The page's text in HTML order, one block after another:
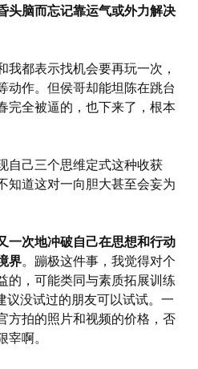
头脑而忘记靠运气或外力解决
我都表示找机会要再玩一次，
动作。但侯哥却能坦陈在跳台
完全被逼的，也下来了，根本
自己三个思维定式这种收获
知道这对一向胆大甚至会妄为
一次地冲破自己在思想和行动
界。蹦极这件事，我觉得对个
的，可能类同与素质拓展训练
议没试过的朋友可以试试。一
方拍的照片和视频的价格，否
宰啊。